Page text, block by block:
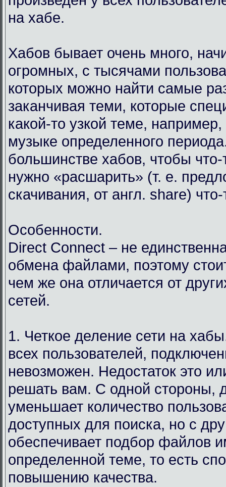
на хабе.
Хабов бывает очень много,
огромных, с тысячами
которых можно найти самые
заканчивая теми, которые
какой-то узкой теме, например,
музыке определенного
большинстве хабов, чтобы что-
нужно «расшарить» (т. е.
скачивания, от англ. share)
Особенности.
Direct Connect – не
обмена файлами, поэтому
чем же она отличается от
сетей.
1. Четкое деление сети на
всех пользователей,
невозможен. Недостаток это
решать вам. С одной стороны,
уменьшает количество
доступных для поиска, но с
обеспечивает подбор файлов
определенной теме, то есть
повышению качества.